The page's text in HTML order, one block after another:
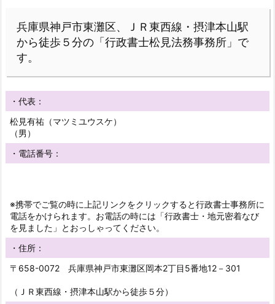
兵庫県神戸市東灘区、ＪＲ東西線・摂津本山駅
から徒歩５分の「行政書士松見法務事務所」で
す。
・代表：
松見有祐（マツミユウスケ）
（男）
・電話番号：
※携帯でご覧の時に上記リンクをクリックすると行政書士事務所に
電話をかけられます。お電話の時には「行政書士・地元密着なび
を見ました」とおっしゃってください。
・住所：
〒658-0072 兵庫県神戸市東灘区岡本2丁目5番地12－301
（ＪＲ東西線・摂津本山駅から徒歩５分）